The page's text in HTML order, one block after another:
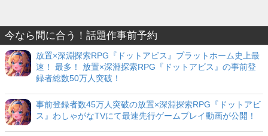
今なら間に合う！話題作事前予約
放置×深淵探索RPG『ドットアビス』プラットホーム史上最
速！ 最多！ 放置×深淵探索RPG『ドットアビス』の事前登
録者総数50万人突破！
事前登録者数45万人突破の放置×深淵探索RPG『ドットアビ
ス』わしゃがなTVにて最速先行ゲームプレイ動画が公開！